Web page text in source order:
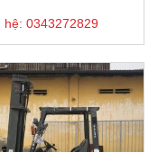
hệ: 0343272829